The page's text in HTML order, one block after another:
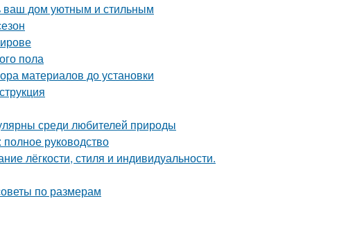
ваш дом уютным и стильным
пола
материалов до установки
среди любителей природы
руководство
лёгкости, стиля и индивидуальности.
по размерам